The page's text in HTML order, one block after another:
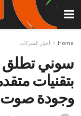
Home أخبار الشركات
بتقنيات
وجودة صوت